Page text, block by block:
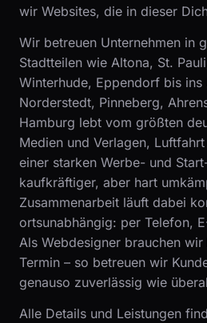
wir Websites, die in dieser
Wir betreuen Unternehmen in
Stadtteilen wie Altona, St.
Winterhude, Eppendorf bis ins
Norderstedt, Pinneberg,
Hamburg lebt vom größten
Medien und Verlagen,
einer starken Werbe- und
kaufkräftiger, aber hart
Zusammenarbeit läuft dabei
ortsunabhängig: per Telefon,
Als Webdesigner brauchen
Termin – so betreuen wir
genauso zuverlässig wie
Alle Details und Leistungen